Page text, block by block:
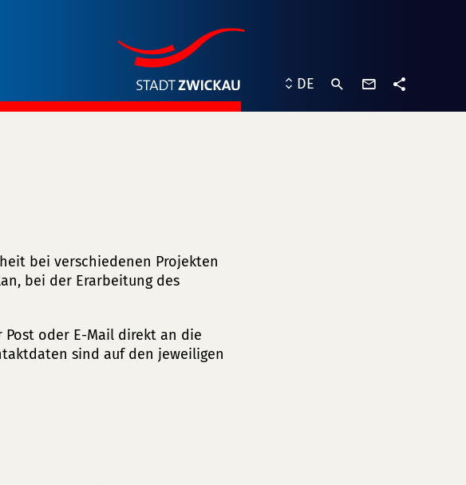
DE
bei verschiedenen Projekten
bei der Erarbeitung des
oder E-Mail direkt an die
sind auf den jeweiligen